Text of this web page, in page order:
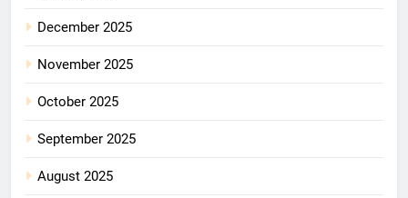
December 2025
November 2025
October 2025
September 2025
August 2025